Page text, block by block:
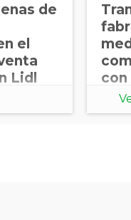
de
el
Lidl
con